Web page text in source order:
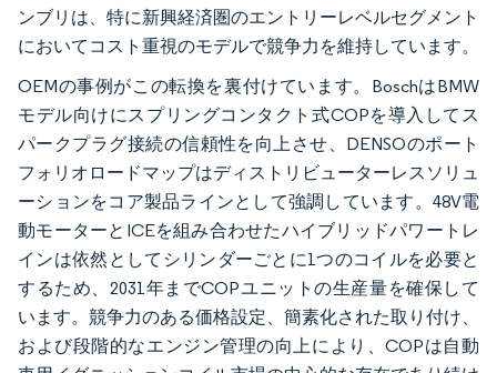
ンブリは、特に新興経済圏のエントリーレベルセグメント
においてコスト重視のモデルで競争力を維持しています。
OEMの事例がこの転換を裏付けています。BoschはBMW
モデル向けにスプリングコンタクト式COPを導入してス
パークプラグ接続の信頼性を向上させ、DENSOのポート
フォリオロードマップはディストリビューターレスソリュ
ーションをコア製品ラインとして強調しています。48V電
動モーターとICEを組み合わせたハイブリッドパワートレ
インは依然としてシリンダーごとに1つのコイルを必要と
するため、2031年までCOPユニットの生産量を確保して
います。競争力のある価格設定、簡素化された取り付け、
および段階的なエンジン管理の向上により、COPは自動